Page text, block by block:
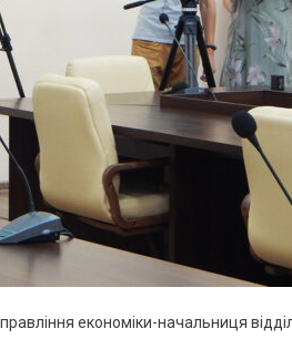
економіки-начальниця